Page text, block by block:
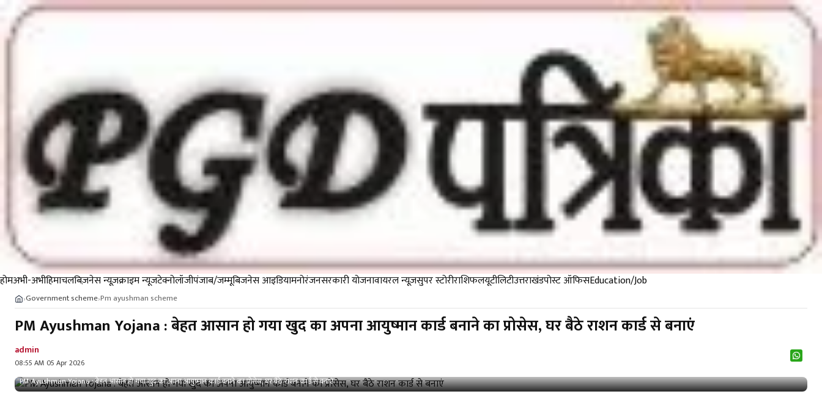
होमअभी-अभीहिमाचलबिज़नेस न्यूज़क्राइम न्यूजटेक्नोलॉजीपंजाब/जम्मूबिजनेस आइडियामनोरंजनसरकारी योजनावायरल न्यूज़सुपर स्टोरीराशिफलयूटीलिटीउत्तराखंडपोस्ट ऑफिसEducation/Job
›Government scheme›Pm ayushman scheme
PM Ayushman Yojana : बेहत आसान हो गया खुद का अपना आयुष्मान कार्ड बनाने का प्रोसेस, घर बैठे राशन कार्ड से बनाएं
admin
08:55 AM 05 Apr 2026
PM Ayushman Yojana : बेहत आसान हो गया खुद का अपना आयुष्मान कार्ड बनाने का प्रोसेस, घर बैठे राशन कार्ड से बनाएं